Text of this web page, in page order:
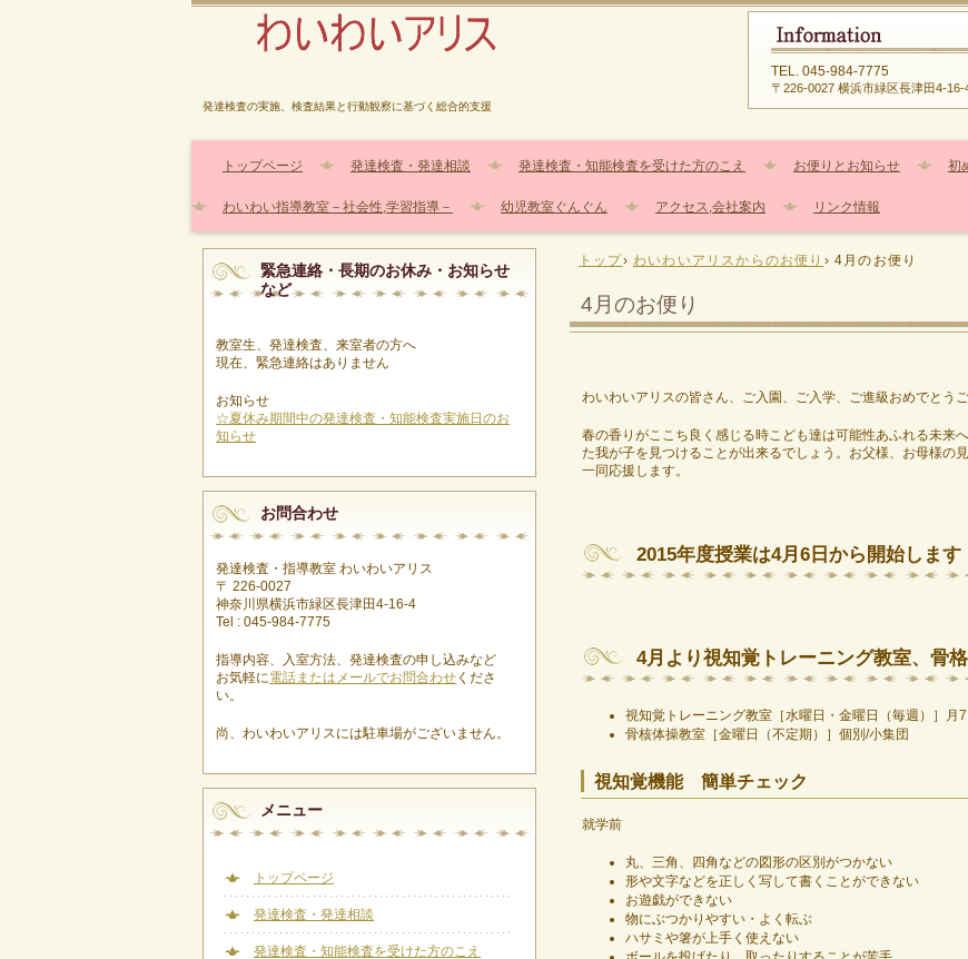
発達検査の実施、検査結果と行動観察に基づく総合的支援
TEL. 045-984-7775
〒226-0027 横浜市緑区長津田4-16-
トップページ 発達検査・発達相談 発達検査・知能検査を受けた方のこえ お便りとお知らせ 初
わいわい指導教室－社会性,学習指導－ 幼児教室ぐんぐん アクセス,会社案内 リンク情報
トップ› わいわいアリスからのお便り › 4月のお便り
4月のお便り
わいわいアリスの皆さん、ご入園、ご入学、ご進級おめでとうご
春の香りがここち良く感じる時こども達は可能性あふれる未来
た我が子を見つけることが出来るでしょう。お父様、お母様の
一同応援します。
2015年度授業は4月6日から開始します
4月より視知覚トレーニング教室、骨
視知覚トレーニング教室［水曜日・金曜日（毎週）］月
骨核体操教室［金曜日（不定期）］個別/小集団
視知覚機能 簡単チェック
就学前
丸、三角、四角などの図形の区別がつかない
形や文字などを正しく写して書くことができない
お遊戯ができない
物にぶつかりやすい・よく転ぶ
ハサミや箸が上手く使えない
緊急連絡・長期のお休み・お知らせ
など
教室生、発達検査、来室者の方へ
現在、緊急連絡はありません
お知らせ
☆夏休み期間中の発達検査・知能検査実施日のお
知らせ
お問合わせ
発達検査・指導教室 わいわいアリス
〒 226-0027
神奈川県横浜市緑区長津田4-16-4
Tel : 045-984-7775
指導内容、入室方法、発達検査の申し込みなど
お気軽に電話またはメールでお問合わせ くださ
い。
尚、わいわいアリスには駐車場がございません。
メニュー
トップページ
発達検査・発達相談
発達検査・知能検査を受けた方のこえ